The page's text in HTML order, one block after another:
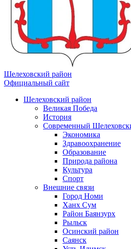
Шелеховский район
Официальный сайт
Шелеховский район
Великая Победа
История
Современный
Экономика
Здравоохранение
Образование
Природа района
Культура
Спорт
Внешние связи
Город Номи
Ханх Сум
Район Баянзурх
Рыльск
Осинский район
Саянск